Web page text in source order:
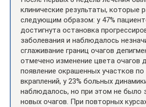
клинические результаты, которые
следующим образом: у 47%
достигнута остановка
заболевания и наблюдалось
сглаживание границ очагов
отмечено изменение цвета очагов
появление окрашенных участков по
вкраплений, у 23% больных
наблюдалось, но при этом не было
новых очагов. При повторных